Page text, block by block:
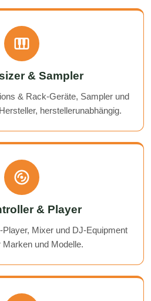
& Sampler
& Rack-Geräte, Sampler und
herstellerunabhängig.
& Player
Player, Mixer und DJ-Equipment
und Modelle.